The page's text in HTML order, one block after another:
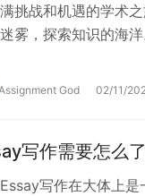
挑战和机遇的学术
雾，探索知识的海
Assignment God 02/11/
写作需要怎么
写作在大体上是